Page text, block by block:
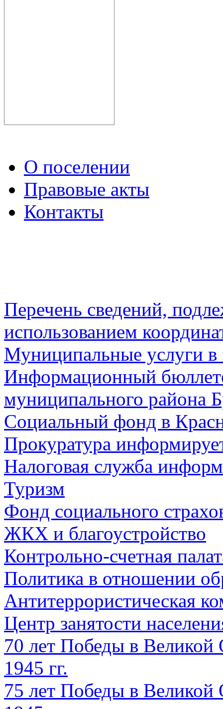
О поселении
Правовые акты
Контакты
Перечень сведений,
использованием
Муниципальные услуги в
Информационный
муниципального района
Социальный фонд в
Прокуратура
Налоговая служба
Туризм
Фонд социального
ЖКХ и благоустройство
Контрольно-счетная
Политика в отношении
Антитеррористическая
Центр занятости
70 лет Победы в Великой
1945 гг.
75 лет Победы в Великой